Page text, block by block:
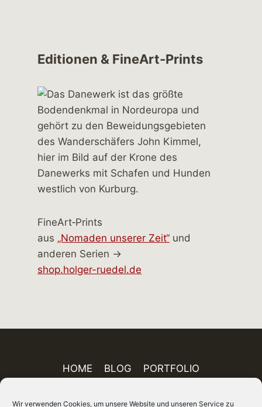
Wir verwenden Cookies, um unsere Website und unseren Service zu
Editionen & FineArt-Prints
FineArt‑Prints
aus „Nomaden unserer Zeit“ und
anderen Serien →
shop.holger-ruedel.de
HOME BLOG
PORTFOLIO